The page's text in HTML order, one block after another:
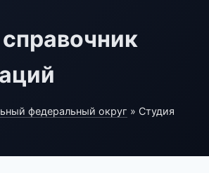
федеральный округ » Студия